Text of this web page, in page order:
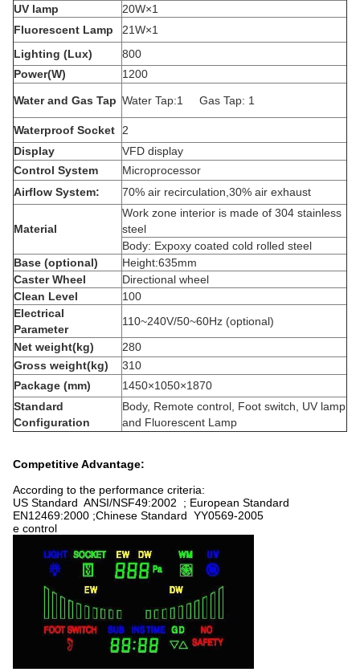
UV lamp
20W×1
Fluorescent Lamp
21W×1
Lighting (Lux)
800
Power(W)
1200
Water and Gas Tap Water Tap:1 Gas Tap: 1
Waterproof Socket
2
Display
VFD display
Control System
Microprocessor
Airflow System:
70% air recirculation,30% air exhaust
Material
Work zone interior is made of 304 stainless
steel
Body: Expoxy coated cold rolled steel
Base (optional)
Height:635mm
Caster Wheel
Directional wheel
Clean Level
100
Electrical
Parameter
110~240V/50~60Hz (optional)
Net weight(kg)
280
Gross weight(kg)
310
Package (mm)
1450×1050×1870
Standard
Configuration
Body, Remote control, Foot switch, UV lamp
and Fluorescent Lamp
Competitive Advantage:
According to the performance criteria:
US Standard ANSI/NSF49:2002 ; European Standard
EN12469:2000 ;Chinese Standard YY0569-2005
e control